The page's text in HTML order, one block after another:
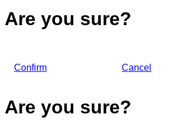
Are you sure?
Confirm Cancel
Are you sure?